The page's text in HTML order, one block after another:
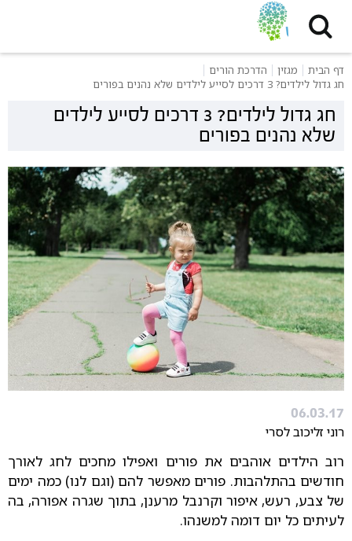
דף הבית מגזין
הדרכת הורים
חג גדול לילדים? 3 דרכים לסייע לילדים שלא נהנים בפורים
חג גדול לילדים? 3 דרכים לסייע לילדים
שלא נהנים בפורים
06.03.17
רוני זליכוב לסרי
רוב הילדים אוהבים את פורים ואפילו מחכים לחג לאורך
חודשים בהתלהבות. פורים מאפשר להם (וגם לנו) כמה ימים
של צבע, רעש, איפור וקרנבל מרענן, בתוך שגרה אפורה, בה
לעיתים כל יום דומה למשנהו.